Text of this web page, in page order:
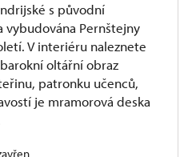
s původní
Pernštejny
V interiéru naleznete
oltářní obraz
patronku učenců,
je mramorová deska